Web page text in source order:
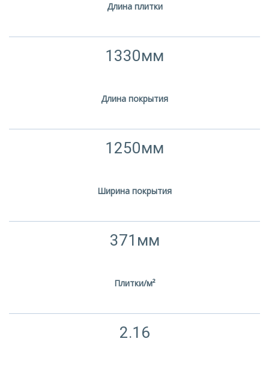
Длина плитки
1330мм
Длина покрытия
1250мм
Ширина покрытия
371мм
Плитки/м²
2.16